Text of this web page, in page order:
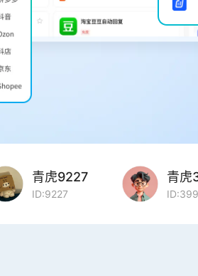
青虎9227
ID:9227
青虎
ID:3998